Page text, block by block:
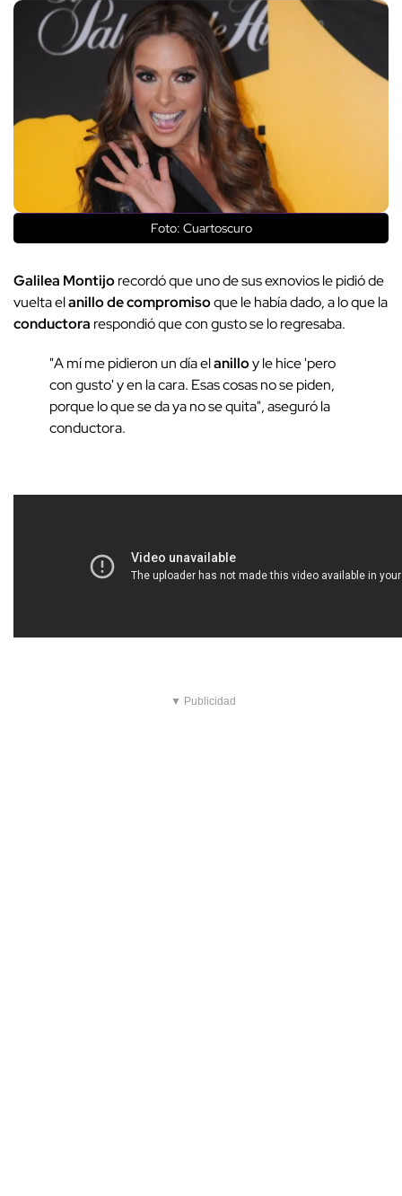
Foto: Cuartoscuro
Galilea Montijorecordó que uno de sus exnovios le pidió de
vuelta elanillo de compromisoque le había dado, a lo que la
conductora respondió que con gusto se lo regresaba.
"A mí me pidieron un día elanilloy le hice 'pero
con gusto' y en la cara. Esas cosas no se piden,
porque lo que se da ya no se quita", aseguró la
conductora.
▼ Publicidad